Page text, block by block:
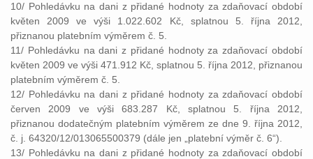
10/ Pohledávku na dani z přidané hodnoty za zdaňovací období
květen 2009 ve výši 1.022.602 Kč, splatnou 5. října 2012,
přiznanou platebním výměrem č. 5.
11/ Pohledávku na dani z přidané hodnoty za zdaňovací období
květen 2009 ve výši 471.912 Kč, splatnou 5. října 2012, přiznanou
platebním výměrem č. 5.
12/ Pohledávku na dani z přidané hodnoty za zdaňovací období
červen 2009 ve výši 683.287 Kč, splatnou 5. října 2012,
přiznanou dodatečným platebním výměrem ze dne 9. října 2012,
č. j. 64320/12/013065500379 (dále jen „platební výměr č. 6“).
13/ Pohledávku na dani z přidané hodnoty za zdaňovací období